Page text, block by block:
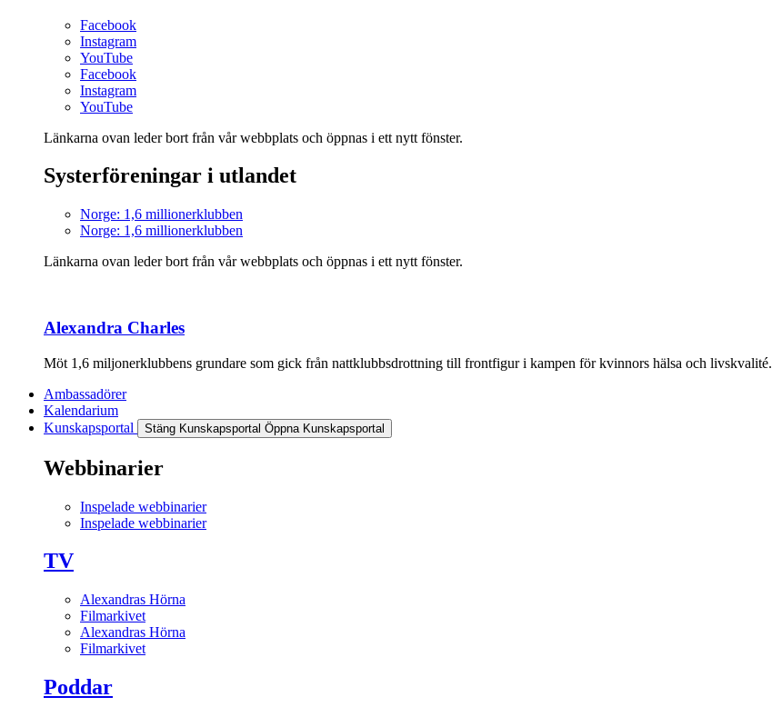
Facebook
Instagram
YouTube
Facebook
Instagram
YouTube
Länkarna ovan leder bort från vår webbplats och öppnas i ett nytt fönster.
Systerföreningar i utlandet
Norge: 1,6 millionerklubben
Norge: 1,6 millionerklubben
Länkarna ovan leder bort från vår webbplats och öppnas i ett nytt fönster.
Alexandra Charles
Möt 1,6 miljonerklubbens grundare som gick från nattklubbsdrottning till frontfigur i kampen för kvinnors hälsa och livskvalité.
Ambassadörer
Kalendarium
Kunskapsportal
Stäng Kunskapsportal Öppna Kunskapsportal
Webbinarier
Inspelade webbinarier
Inspelade webbinarier
TV
Alexandras Hörna
Filmarkivet
Alexandras Hörna
Filmarkivet
Poddar